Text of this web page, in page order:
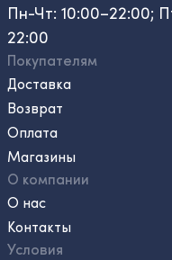
Пн-Чт: 10:00–22:00;
22:00
Покупателям
Доставка
Возврат
Оплата
Магазины
О компании
О нас
Контакты
Условия